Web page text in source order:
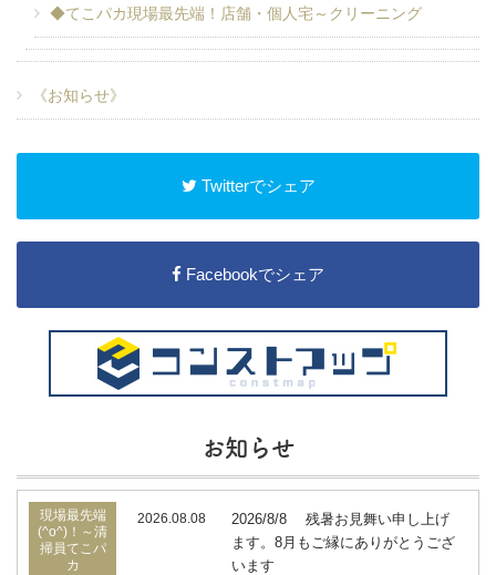
◆てこパカ現場最先端！店舗・個人宅～クリーニング
《お知らせ》
Twitterでシェア
Facebookでシェア
お知らせ
現場最先端
(^o^)！～清
掃員てこパ
カ
2026.08.08
2026/8/8 残暑お見舞い申し上げ
ます。8月もご縁にありがとうござ
います